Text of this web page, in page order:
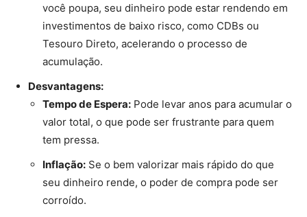
você poupa, seu dinheiro pode estar rendendo em
investimentos de baixo risco, como CDBs ou
Tesouro Direto, acelerando o processo de
acumulação.
Desvantagens:
Tempo de Espera: Pode levar anos para acumular o
valor total, o que pode ser frustrante para quem
tem pressa.
Inflação: Se o bem valorizar mais rápido do que
seu dinheiro rende, o poder de compra pode ser
corroído.